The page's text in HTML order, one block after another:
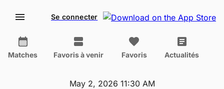
Se connecter
Matches Favoris à venir Favoris Actualités
May 2, 2026 11:30 AM